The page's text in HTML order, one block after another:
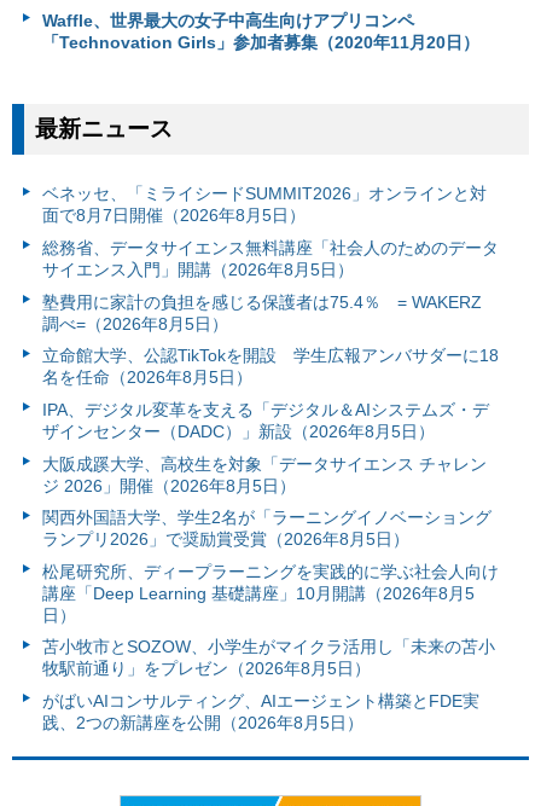
Waffle、世界最大の女子中高生向けアプリコンペ
「Technovation Girls」参加者募集（2020年11月20日）
最新ニュース
ベネッセ、「ミライシードSUMMIT2026」オンラインと対
面で8月7日開催（2026年8月5日）
総務省、データサイエンス無料講座「社会人のためのデータ
サイエンス入門」開講（2026年8月5日）
塾費用に家計の負担を感じる保護者は75.4％ = WAKERZ
調べ=（2026年8月5日）
立命館大学、公認TikTokを開設 学生広報アンバサダーに18
名を任命（2026年8月5日）
IPA、デジタル変革を支える「デジタル＆AIシステムズ・デ
ザインセンター（DADC）」新設（2026年8月5日）
大阪成蹊大学、高校生を対象「データサイエンス チャレン
ジ 2026」開催（2026年8月5日）
関西外国語大学、学生2名が「ラーニングイノベーショング
ランプリ2026」で奨励賞受賞（2026年8月5日）
松尾研究所、ディープラーニングを実践的に学ぶ社会人向け
講座「Deep Learning 基礎講座」10月開講（2026年8月5
日）
苫小牧市とSOZOW、小学生がマイクラ活用し「未来の苫小
牧駅前通り」をプレゼン（2026年8月5日）
がばいAIコンサルティング、AIエージェント構築とFDE実
践、2つの新講座を公開（2026年8月5日）